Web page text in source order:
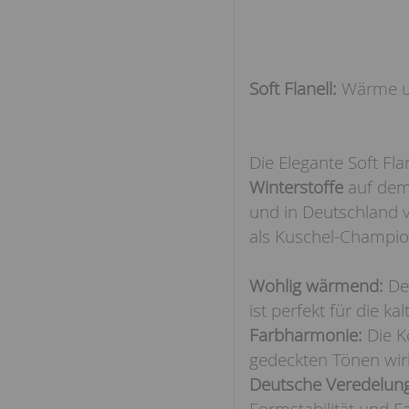
Soft Flanell: Wärme
Die Elegante Soft
Winterstoffe auf
und in Deutschland
als Kuschel-
Wohlig wärmend:
ist perfekt für die
Farbharmonie: Die
gedeckten Tönen
Deutsche